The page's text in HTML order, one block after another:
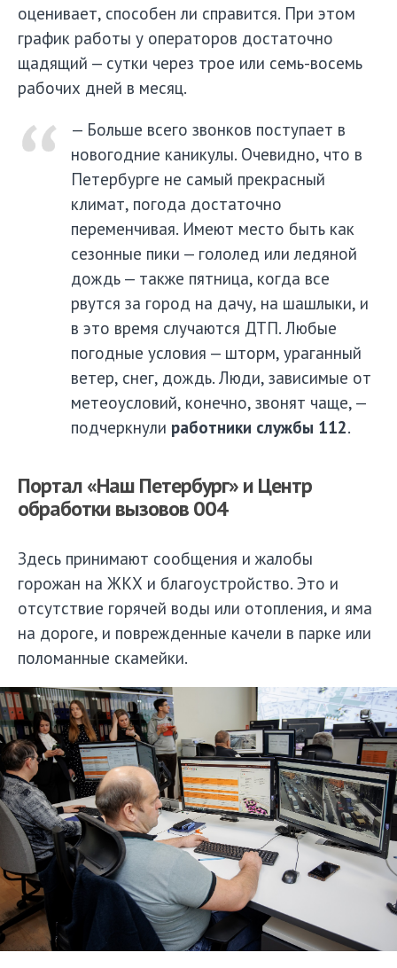
оценивает, способен ли справится. При этом
график работы у операторов достаточно
щадящий — сутки через трое или семь-восемь
рабочих дней в месяц.
— Больше всего звонков поступает в
новогодние каникулы. Очевидно, что в
Петербурге не самый прекрасный
климат, погода достаточно
переменчивая. Имеют место быть как
сезонные пики — гололед или ледяной
дождь — также пятница, когда все
рвутся за город на дачу, на шашлыки, и
в это время случаются ДТП. Любые
погодные условия — шторм, ураганный
ветер, снег, дождь. Люди, зависимые от
метеоусловий, конечно, звонят чаще, —
подчеркнули работники службы 112.
Портал «Наш Петербург» и Центр
обработки вызовов 004
Здесь принимают сообщения и жалобы
горожан на ЖКХ и благоустройство. Это и
отсутствие горячей воды или отопления, и яма
на дороге, и поврежденные качели в парке или
поломанные скамейки.